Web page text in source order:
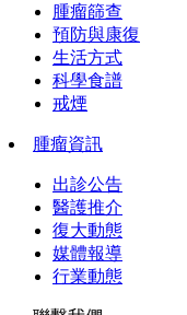
腫瘤篩查
預防與康復
生活方式
科學食譜
戒煙
腫瘤資訊
出診公告
醫護推介
復大動態
媒體報導
行業動態